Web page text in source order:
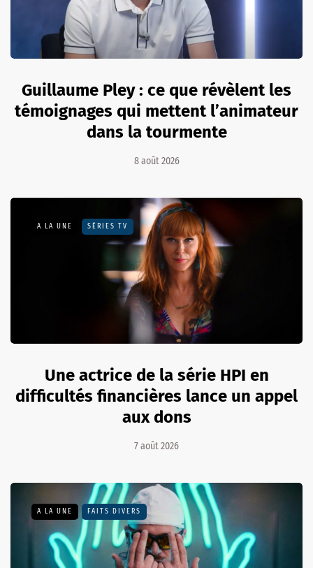
Guillaume Pley : ce que révèlent les
témoignages qui mettent l’animateur
dans la tourmente
8 août 2026
A LA UNE SÉRIES TV
Une actrice de la série HPI en
difficultés financières lance un appel
aux dons
7 août 2026
A LA UNE FAITS DIVERS